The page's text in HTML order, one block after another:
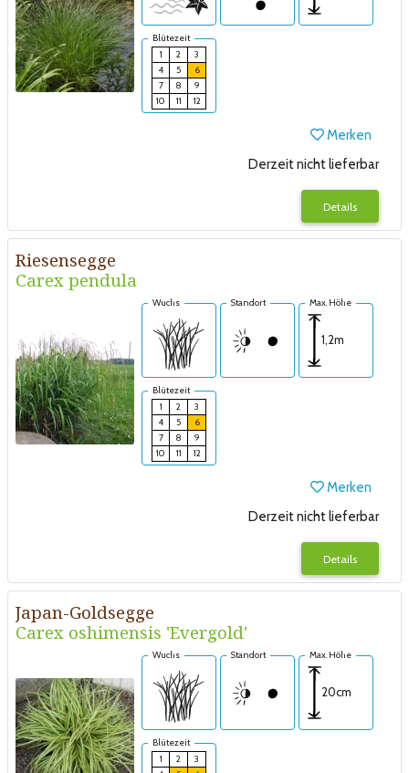
Blütezeit
1
2
3
4
5
6
7
8
9
10
11 12
Merken
Derzeit nicht lieferbar
Details
Riesensegge
Carex pendula
Wuchs Standort Max. Höhe
1,2m
Blütezeit
1
2
3
4
5
6
7
8
9
10
11 12
Merken
Derzeit nicht lieferbar
Details
Japan-Goldsegge
Carex oshimensis 'Evergold'
Wuchs Standort Max. Höhe
20cm
Blütezeit
1
2
3